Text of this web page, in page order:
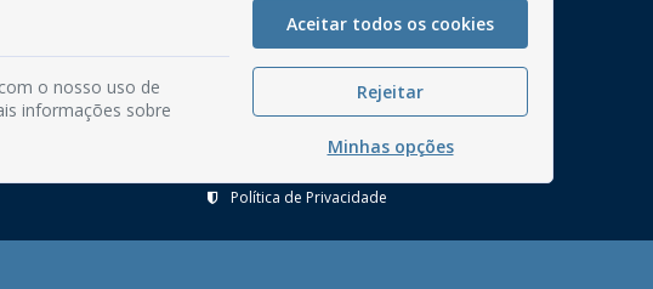
Perguntas frequentes
Manual de Navegação
Serviços Internos
Política de Privacidade
o nosso uso de
informações sobre
Aceitar todos os cookies
Rejeitar
Minhas opções